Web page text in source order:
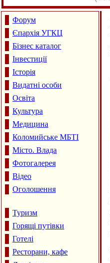
Форум
Єпархія УГКЦ
Бізнес каталог
Інвестиції
Історія
Видатні особи
Освіта
Культура
Медицина
Коломийське МБТІ
Місто. Влада
Фотогалерея
Відео
Оголошення
Туризм
Горящі путівки
Готелі
Ресторани, кафе